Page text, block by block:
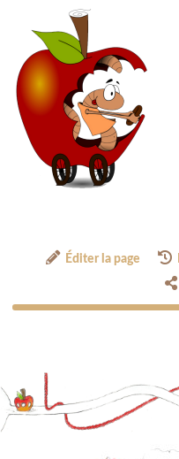
Éditer la page